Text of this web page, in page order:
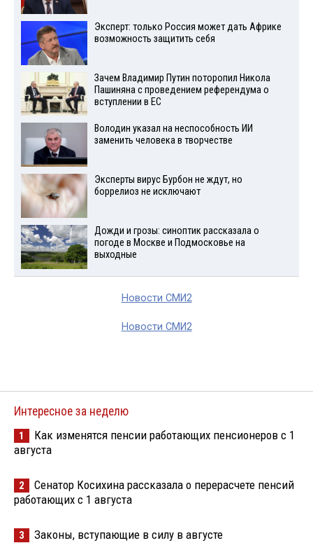
Эксперт: только Россия может дать Африке
возможность защитить себя
Зачем Владимир Путин поторопил Никола
Пашиняна с проведением референдума о
вступлении в ЕС
Володин указал на неспособность ИИ
заменить человека в творчестве
Эксперты вирус Бурбон не ждут, но
боррелиоз не исключают
Дожди и грозы: синоптик рассказала о
погоде в Москве и Подмосковье на
выходные
Новости СМИ2
Новости СМИ2
Интересное за неделю
1
Как изменятся пенсии работающих пенсионеров с 1
августа
2
Сенатор Косихина рассказала о перерасчете пенсий
работающих с 1 августа
3 Законы, вступающие в силу в августе